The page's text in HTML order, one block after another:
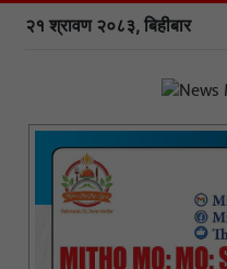
२१ श्रावण २०८३, बिहीबार